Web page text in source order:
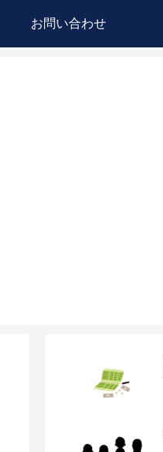
お問い合わせ